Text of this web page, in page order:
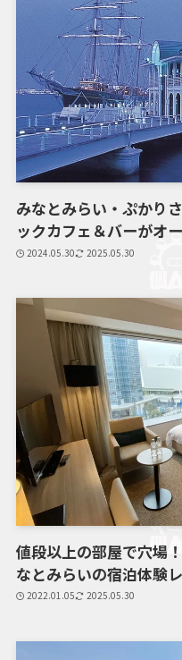
みなとみらい・ぷかり
ックカフェ＆バーがオ
2024.05.30 2025.05.30
値段以上の部屋で穴場
なとみらいの宿泊体験
2022.01.05 2025.05.30